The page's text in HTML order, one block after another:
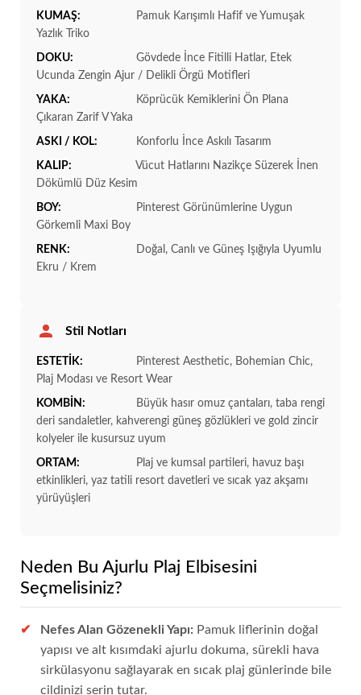
KUMAŞ:
Pamuk Karışımlı Hafif ve Yumuşak
Yazlık Triko
DOKU:
Gövdede İnce Fitilli Hatlar, Etek
Ucunda Zengin Ajur / Delikli Örgü Motifleri
YAKA:
Köprücük Kemiklerini Ön Plana
Çıkaran Zarif V Yaka
ASKI / KOL: Konforlu İnce Askılı Tasarım
KALIP:
Vücut Hatlarını Nazikçe Süzerek İnen
Dökümlü Düz Kesim
BOY:
Pinterest Görünümlerine Uygun
Görkemli Maxi Boy
RENK:
Doğal, Canlı ve Güneş Işığıyla Uyumlu
Ekru / Krem
Stil Notları
ESTETİK:
Pinterest Aesthetic, Bohemian Chic,
Plaj Modası ve Resort Wear
KOMBİN:
Büyük hasır omuz çantaları, taba rengi
deri sandaletler, kahverengi güneş gözlükleri ve gold zincir
kolyeler ile kusursuz uyum
ORTAM:
Plaj ve kumsal partileri, havuz başı
etkinlikleri, yaz tatili resort davetleri ve sıcak yaz akşamı
yürüyüşleri
Neden Bu Ajurlu Plaj Elbisesini
Seçmelisiniz?
Nefes Alan Gözenekli Yapı: Pamuk liflerinin doğal
yapısı ve alt kısımdaki ajurlu dokuma, sürekli hava
sirkülasyonu sağlayarak en sıcak plaj günlerinde bile
cildinizi serin tutar.